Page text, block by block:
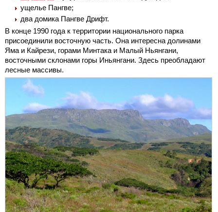
ущелье Пангве;
два домика Пангве Дрифт.
В конце 1990 года к территории национального парка
присоединили восточную часть. Она интересна долинами
Яма и Кайрези, горами Минтака и Малый Ньянгани,
восточными склонами горы Иньянгани. Здесь преобладают
лесные массивы.